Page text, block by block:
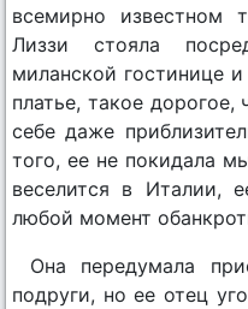
всемирно известном
Лиззи стояла
миланской гостинице
платье, такое дорогое,
себе даже
того, ее не покидала
веселится в Италии,
любой момент
Она передумала
подруги, но ее отец